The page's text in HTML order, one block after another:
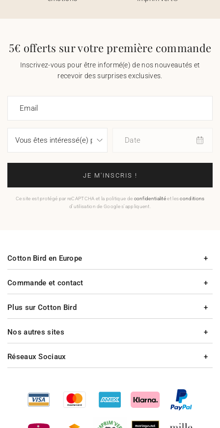
5€ offerts sur votre première commande
Inscrivez-vous pour être informé(e) de nos nouveautés et
recevoir des surprises exclusives.
Email
Date
JE M'INSCRIS !
Ce site est protégé par reCAPTCHA et la politique de confidentialitéet lesconditions
d'utilisation de Google s'appliquent.
Commande et contact
Plus sur Cotton Bird
Cotton Bird en Europe
Nos autres sites
Réseaux Sociaux